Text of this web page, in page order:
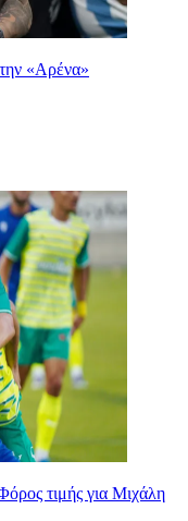
«Αρένα»
τιμής για Μιχάλη